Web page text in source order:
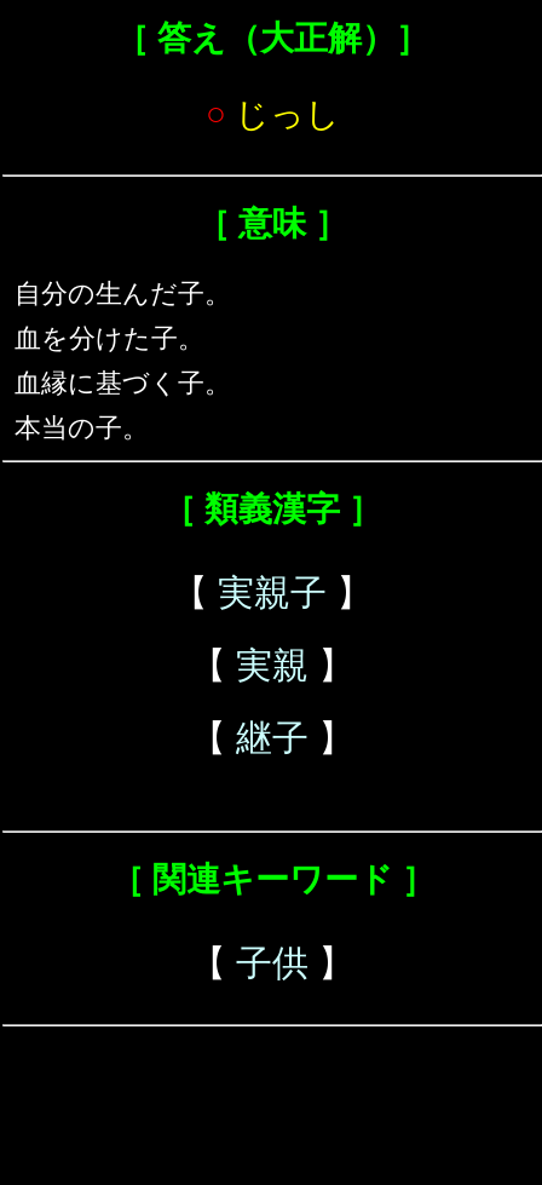
［ 答え（大正解）］
○ じっし
［ 意味 ］
自分の生んだ子。
血を分けた子。
血縁に基づく子。
本当の子。
［ 類義漢字 ］
【 実親子 】
【 実親 】
【 継子 】
［ 関連キーワード ］
【 子供 】